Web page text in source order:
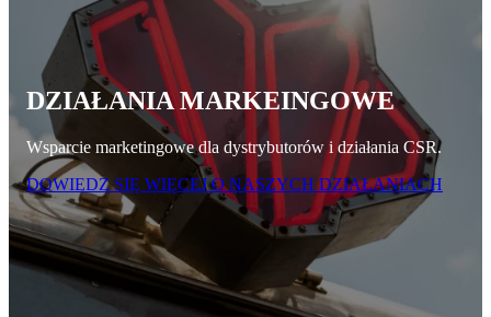
DZIAŁANIA MARKEINGOWE
Wsparcie marketingowe dla dystrybutorów i działania CSR.
DOWIEDZ SIĘ WIĘCEJ O NASZYCH DZIAŁANIACH